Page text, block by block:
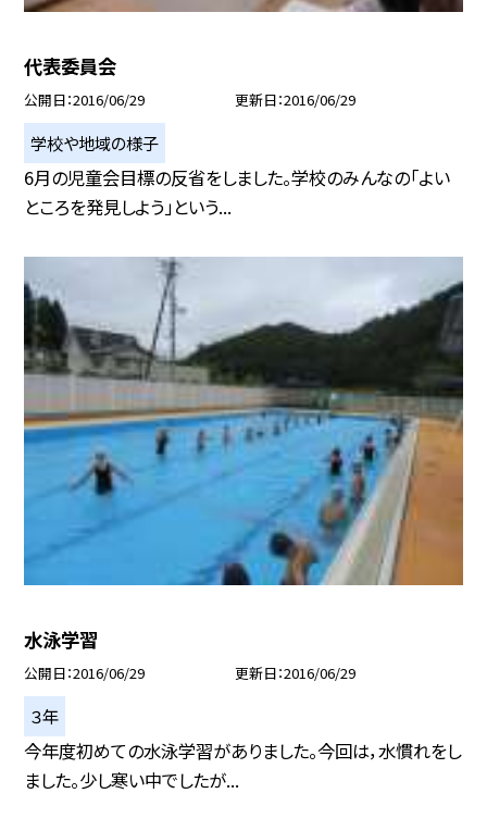
代表委員会
公開日 2016/06/29 更新日 2016/06/29
学校や地域の様子
6月の児童会目標の反省をしました。学校のみんなの「よい
ところを発見しよう」という...
水泳学習
公開日 2016/06/29 更新日 2016/06/29
３年
今年度初めての水泳学習がありました。今回は，水慣れをし
ました。少し寒い中でしたが...